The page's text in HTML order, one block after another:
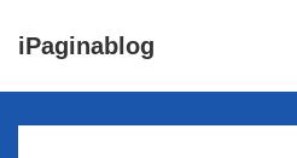
passer
iPaginablog